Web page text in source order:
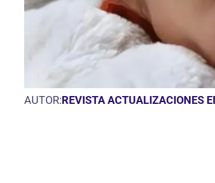
AUTOR:REVISTA ACTUALIZACIONES